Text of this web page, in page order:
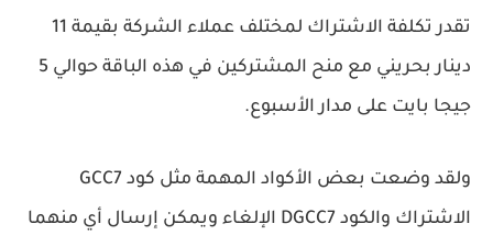
تقدر تكلفة الاشتراك لمختلف عملاء الشركة بقيمة 11
دينار بحريني مع منح المشتركين في هذه الباقة حوالي 5
جيجا بايت على مدار الأسبوع.
ولقد وضعت بعض الأكواد المهمة مثل كود GCC7
الاشتراك والكود DGCC7 الإلغاء ويمكن إرسال أي منهما